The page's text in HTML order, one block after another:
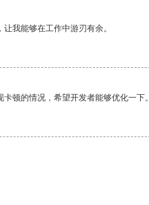
我能够在工作中游刃有余。
顿的情况，希望开发者能够优化一下。